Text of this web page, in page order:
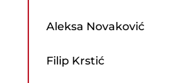
Aleksa Novaković
Filip Krstić